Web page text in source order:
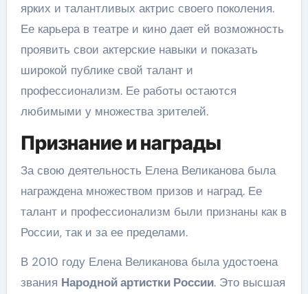
ярких и талантливых актрис своего поколения.
Ее карьера в театре и кино дает ей возможность
проявить свои актерские навыки и показать
широкой публике свой талант и
профессионализм. Ее работы остаются
любимыми у множества зрителей.
Признание и награды
За свою деятельность Елена Великанова была
награждена множеством призов и наград. Ее
талант и профессионализм были признаны как в
России, так и за ее пределами.
В 2010 году Елена Великанова была удостоена
звания Народной артистки России. Это высшая